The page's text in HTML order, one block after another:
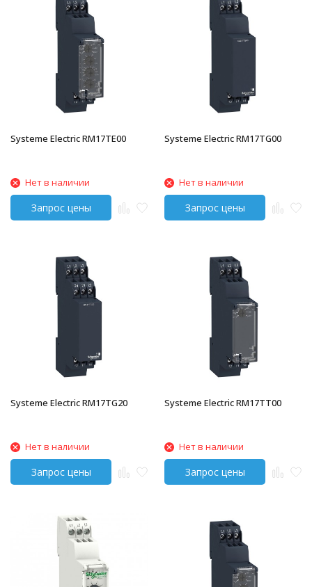
Systeme Electric RM17TE00
Нет в наличии
Systeme Electric RM17TG00
Нет в наличии
Systeme Electric RM17TG20
Нет в наличии
Systeme Electric RM17TT00
Нет в наличии